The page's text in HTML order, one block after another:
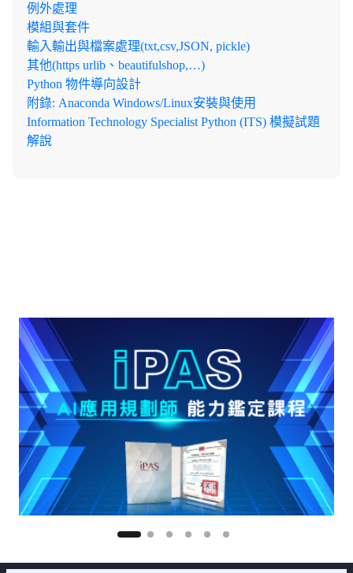
例外處理
模組與套件
輸入輸出與檔案處理(txt,csv,JSON, pickle)
其他(https urlib、beautifulshop,…)
Python 物件導向設計
附錄: Anaconda Windows/Linux安裝與使用
Information Technology Specialist Python (ITS) 模擬試題
解說